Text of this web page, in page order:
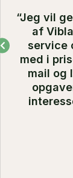
“Jeg vil
af
service
med i
mail og